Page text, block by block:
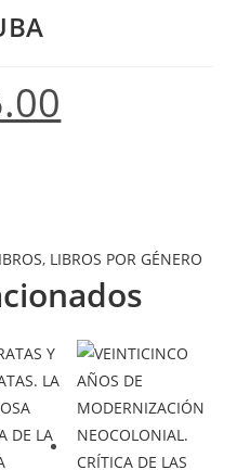
, LIBROS POR GÉNERO